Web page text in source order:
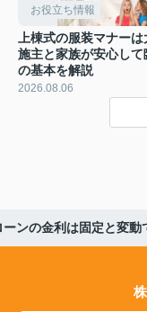
お役立ち情報
上棟式の服装マナーは
施主と家族が安心して
の基本を解説
2026.08.06
ーンの金利は固定と変